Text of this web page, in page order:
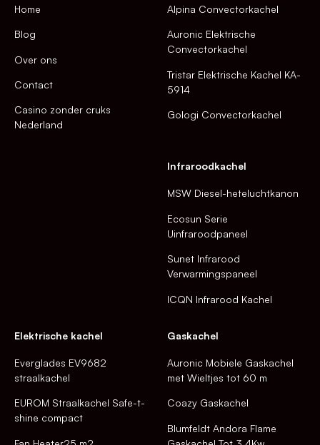
Home
Blog
Over ons
Contact
Casino zonder cruks
Nederland
Alpina Convectorkachel
Auronic Elektrische
Convectorkachel
Tristar Elektrische Kachel KA-
5914
Gologi Convectorkachel
Infraroodkachel
MSW Diesel-heteluchtkanon
Ecosun Serie
Uinfraroodpaneel
Sunet Infrarood
Verwarmingspaneel
ICQN Infrarood Kachel
Elektrische kachel
Everglades EV9682
straalkachel
EUROM Straalkachel Safe-t-
shine compact
Gaskachel
Auronic Mobiele Gaskachel
met Wieltjes tot 60 m
Coazy Gaskachel
Blumfeldt Andora Flame